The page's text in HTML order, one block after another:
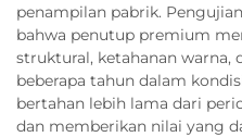
penampilan pabrik.
bahwa penutup premium
struktural, ketahanan warna,
beberapa tahun dalam
bertahan lebih lama dari
dan memberikan nilai yang